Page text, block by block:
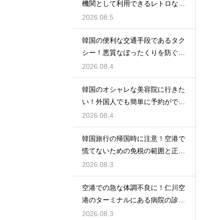
機関として利用できるレトロな観
光の馬車
2026.08.5
韓国の便利な交通手段であるタク
シー！悪質なぼったくりを防ぐ確
実な対策
2026.08.4
韓国のオシャレな美容院に行きた
い！外国人でも簡単に予約ができ
るアプリ
2026.08.4
韓国旅行の帰国時に注意！空港で
慌てないための免税の範囲と正し
い計算
2026.08.3
空港での急な体調不良に！仁川空
港のターミナルにある病院の診療
時間
2026.08.3